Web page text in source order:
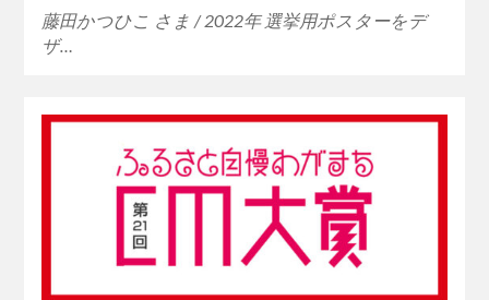
藤田かつひこ さま / 2022年 選挙用ポスターをデ
ザ…